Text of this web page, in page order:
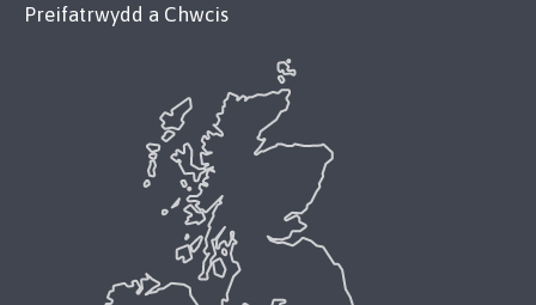
Preifatrwydd a Chwcis